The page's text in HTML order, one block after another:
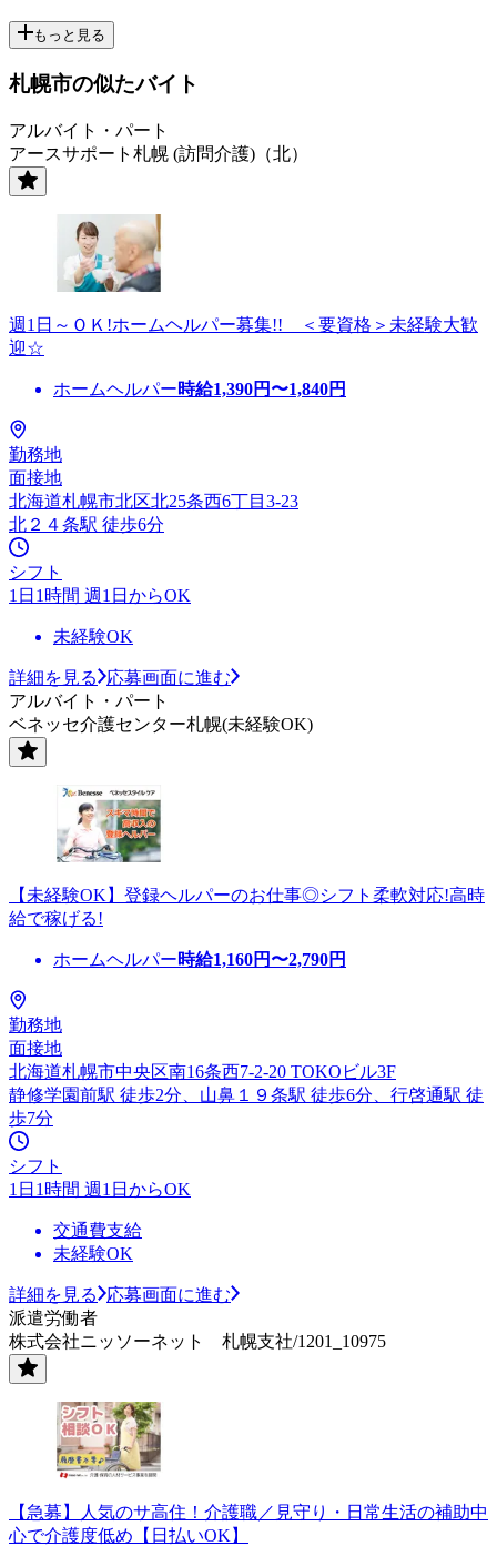
もっと見る
札幌市の似たバイト
アルバイト・パート
アースサポート札幌 (訪問介護)（北）
週1日～ＯＫ!ホームヘルパー募集!! ＜要資格＞未経験大歓
迎☆
ホームヘルパー時給1,390円〜1,840円
勤務地
面接地
北海道札幌市北区北25条西6丁目3-23
北２４条駅 徒歩6分
シフト
1日1時間 週1日からOK
未経験OK
詳細を見る
応募画面に進む
アルバイト・パート
ベネッセ介護センター札幌(未経験OK)
【未経験OK】登録ヘルパーのお仕事◎シフト柔軟対応!高時
給で稼げる!
ホームヘルパー時給1,160円〜2,790円
勤務地
面接地
北海道札幌市中央区南16条西7-2-20 TOKOビル3F
静修学園前駅 徒歩2分、山鼻１９条駅 徒歩6分、行啓通駅 徒
歩7分
シフト
1日1時間 週1日からOK
交通費支給
未経験OK
詳細を見る
応募画面に進む
派遣労働者
株式会社ニッソーネット 札幌支社/1201_10975
【急募】人気のサ高住！介護職／見守り・日常生活の補助中
心で介護度低め【日払いOK】